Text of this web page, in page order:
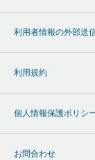
利用者情報の外部送
利用規約
個人情報保護ポリシ
お問合わせ